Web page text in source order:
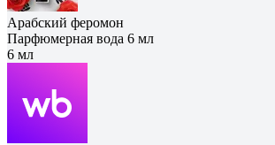
Арабский феромон
Парфюмерная вода 6 мл
6 мл